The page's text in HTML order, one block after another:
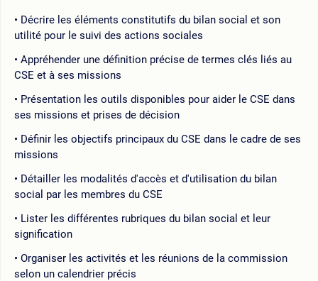
Décrire les éléments constitutifs du bilan social et son
utilité pour le suivi des actions sociales
Appréhender une définition précise de termes clés liés au
CSE et à ses missions
Présentation les outils disponibles pour aider le CSE dans
ses missions et prises de décision
Définir les objectifs principaux du CSE dans le cadre de ses
missions
Détailler les modalités d'accès et d'utilisation du bilan
social par les membres du CSE
Lister les différentes rubriques du bilan social et leur
signification
Organiser les activités et les réunions de la commission
selon un calendrier précis